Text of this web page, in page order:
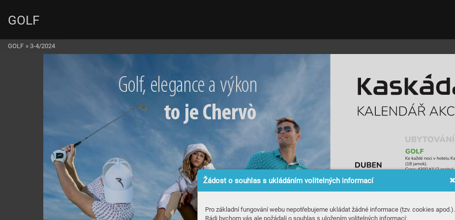
Žádost o souhlas s ukládáním volitelných informací
Pro základní fungování webu nepotřebujeme ukládat žádné informace (tzv. cookies apod.).
Rádi bychom vás ale požádali o souhlas s uložením volitelných informací:
Golf, elegance a výkon
to je Chervò
GOLF
GOLF » 3-4/2024